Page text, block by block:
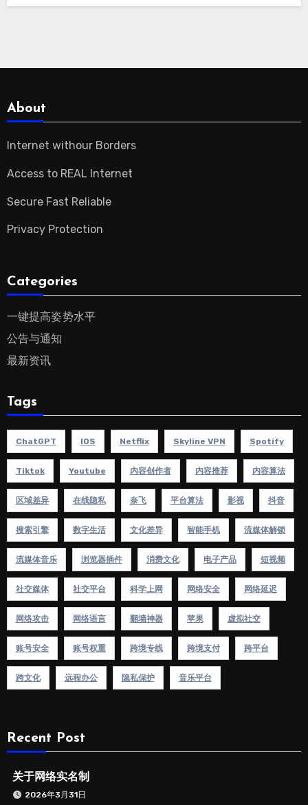
About
Internet withour Borders
Access to REAL Internet
Secure Fast Reliable
Privacy Protection
Categories
一键提高姿势水平
公告与通知
最新资讯
Tags
ChatGPT IOS Netflix Skyline VPN Spotify
Tiktok Youtube 内容创作者 内容推荐 内容算法
区域差异 在线隐私 奈飞 平台算法 影视 抖音
搜索引擎 数字生活 文化差异 智能手机 流媒体解锁
流媒体音乐 浏览器插件 消费文化 电子产品 短视频
社交媒体 社交平台 科学上网 网络安全 网络延迟
网络攻击 网络语言 翻墙神器 苹果 虚拟社交
账号安全 账号权重 跨境专线 跨境支付 跨平台
跨文化 远程办公 隐私保护 音乐平台
Recent Post
关于网络实名制
2026年3月31日